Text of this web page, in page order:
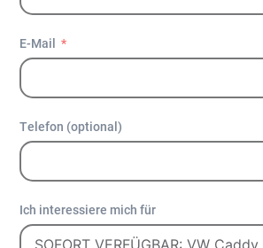
E-Mail
Telefon (optional)
Ich interessiere mich für